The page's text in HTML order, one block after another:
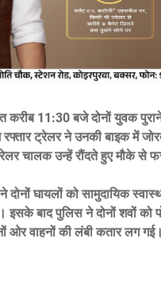
करीब 11:30 बजे दोनों युवक
ट्रेलर ने उनकी बाइक में
चालक उन्हें रौंदते हुए मौके से
दोनों घायलों को सामुदायिक
इसके बाद पुलिस ने दोनों शवों को
ओर वाहनों की लंबी कतार लग